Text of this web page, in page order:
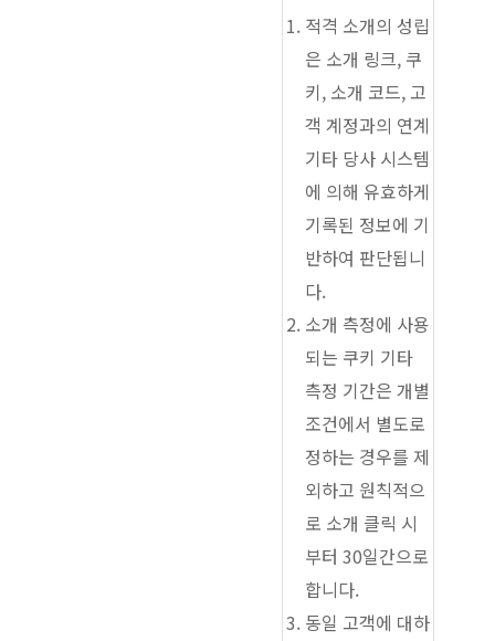
적격 소개의 성립
은 소개 링크, 쿠
키, 소개 코드, 고
객 계정과의 연계
기타 당사 시스템
에 의해 유효하게
기록된 정보에 기
반하여 판단됩니
다.
소개 측정에 사용
되는 쿠키 기타
측정 기간은 개별
조건에서 별도로
정하는 경우를 제
외하고 원칙적으
로 소개 클릭 시
부터 30일간으로
합니다.
동일 고객에 대하